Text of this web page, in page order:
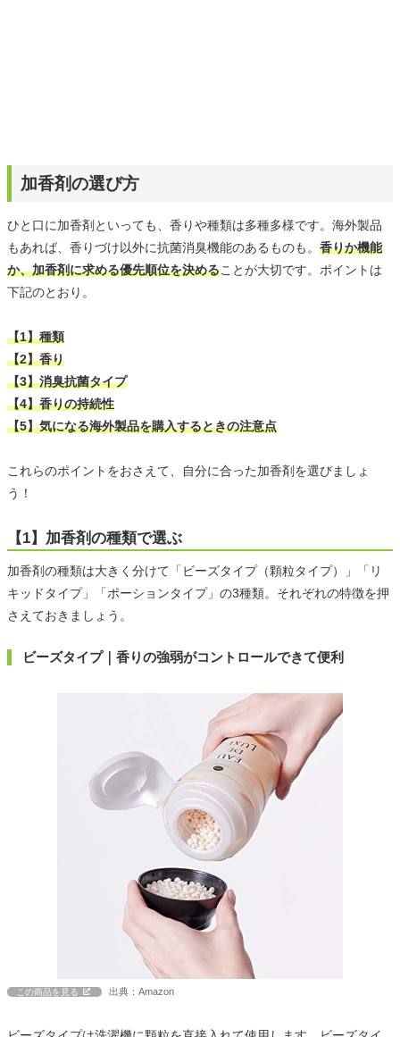
加香剤の選び方
ひと口に加香剤といっても、香りや種類は多種多様です。海外製品
もあれば、香りづけ以外に抗菌消臭機能のあるものも。 香りか機能
か、加香剤に求める優先順位を決めることが大切です。ポイントは
下記のとおり。
【1】種類
【2】香り
【3】消臭抗菌タイプ
【4】香りの持続性
【5】気になる海外製品を購入するときの注意点
これらのポイントをおさえて、自分に合った加香剤を選びましょ
う！
【1】加香剤の種類で選ぶ
加香剤の種類は大きく分けて「ビーズタイプ（顆粒タイプ）」「リ
キッドタイプ」「ポーションタイプ」の3種類。それぞれの特徴を押
さえておきましょう。
ビーズタイプ｜香りの強弱がコントロールできて便利
この商品を見る 出典：Amazon